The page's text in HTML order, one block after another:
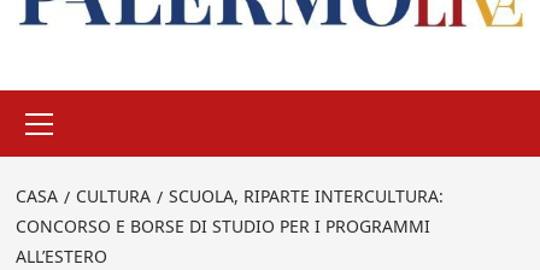
principale
CASA CULTURA
SCUOLA, RIPARTE INTERCULTURA:
CONCORSO E BORSE DI STUDIO PER I PROGRAMMI
ALL’ESTERO